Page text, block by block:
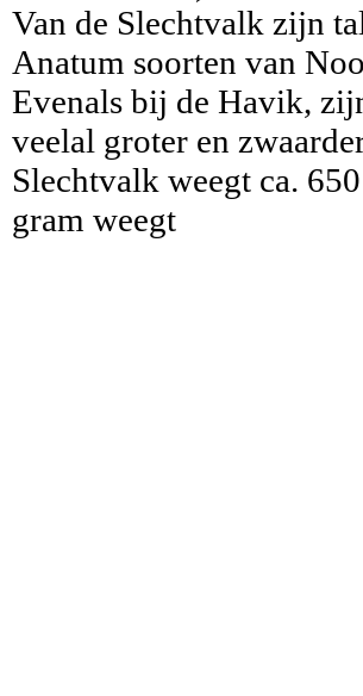
Van de Slechtvalk zijn
Anatum soorten van
Evenals bij de Havik,
veelal groter en
Slechtvalk weegt ca.
gram weegt